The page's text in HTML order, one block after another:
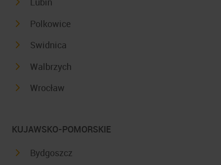
Polkowice
Swidnica
Walbrzych
Wrocław
KUJAWSKO-POMORSKIE
Bydgoszcz